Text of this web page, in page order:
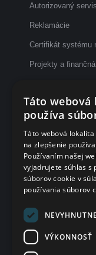
Autorizovaný servis
Reklamácie
Certifikát systému
Projekty a
Dotazník
Fakturačné údaje
eČasenka s.r.o.
Svätoplukova 2
984 01 Lučenec
Slovensko
IČO
Táto webová
používa
Táto webová
na zlepšenie
Používaním našej
vyjadrujete súhlas s
súborov cookie v
používania súborov
VÝKONNOSŤ